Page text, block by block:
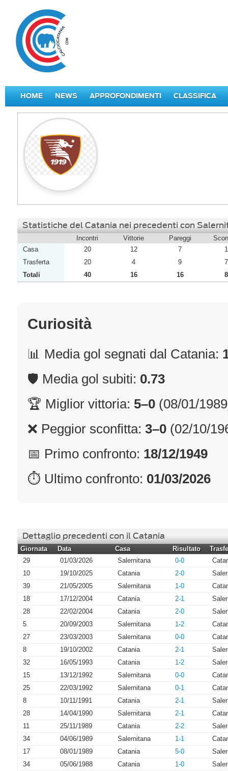
HOME NEWS APPROFONDIMENTI CLASSIFICA
Statistiche del Catania nei precedenti con
Incontri Vittorie Pareggi
Casa
20 12 7
1
Trasferta
20 4 9
7
Totali
40 16 16 8
Curiosità
📊 Media gol segnati dal Catania:
🛡 Media gol subiti: 0.73
🏆 Miglior vittoria: 5–0 (08/01/
❌ Peggior sconfitta: 3–0 (02/10/
📅 Primo confronto: 18/12/1949
⏱ Ultimo confronto: 01/03/2026
Dettaglio precedenti con il Catania
Giornata Data Casa Risultato
29
01/03/2026 Salernitana 0-0
10
19/10/2025 Catania 2-0
39
21/05/2005 Salernitana 1-0
18
17/12/2004 Catania 2-1
28
22/02/2004 Catania 2-0
5
20/09/2003 Salernitana 1-2
27
23/03/2003 Salernitana 0-0
8
19/10/2002 Catania 2-1
32
16/05/1993 Catania 1-2
15
13/12/1992 Salernitana 0-0
25
22/03/1992 Salernitana 0-1
8
10/11/1991 Catania 2-1
28
14/04/1990 Salernitana 2-1
11
25/11/1989 Catania 2-2
34
04/06/1989 Salernitana 1-1
17
08/01/1989 Catania 5-0
34
05/06/1988 Catania 1-0